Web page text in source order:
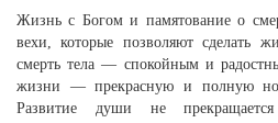
Жизнь с Богом и памятование о
вехи, которые позволяют сделать
смерть тела — спокойным и
жизни — прекрасную и полную
Развитие души не